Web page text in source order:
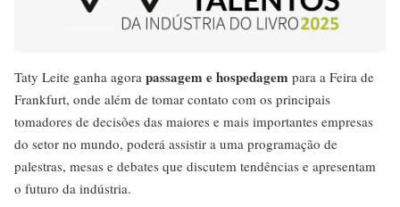
Taty Leite ganha agora passagem e hospedagem para a Feira de
Frankfurt, onde além de tomar contato com os principais
tomadores de decisões das maiores e mais importantes empresas
do setor no mundo, poderá assistir a uma programação de
palestras, mesas e debates que discutem tendências e apresentam
o futuro da indústria.